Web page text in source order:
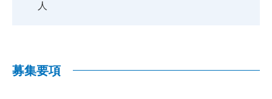
人
募集要項